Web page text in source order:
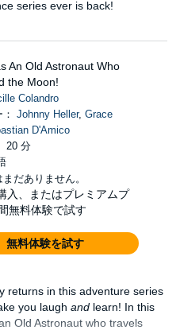
series ever is back!
An Old Astronaut Who
the Moon!
Colandro
Johnny Heller, Grace
D'Amico
20 分
だありません。
入、またはプレミアムプ
無料体験で試す
無料体験を試す
returns in this adventure series
you laugh and learn! In this
Old Astronaut who travels